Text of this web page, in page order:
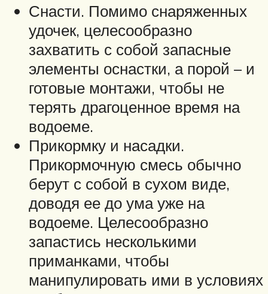
Снасти. Помимо снаряженных
удочек, целесообразно
захватить с собой запасные
элементы оснастки, а порой – и
готовые монтажи, чтобы не
терять драгоценное время на
водоеме.
Прикормку и насадки.
Прикормочную смесь обычно
берут с собой в сухом виде,
доводя ее до ума уже на
водоеме. Целесообразно
запастись несколькими
приманками, чтобы
манипулировать ими в условиях